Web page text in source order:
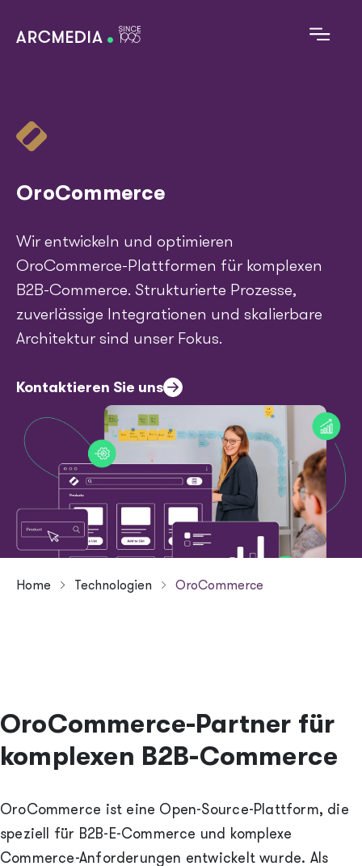
Referenzen
Alles zu Arcmedia
Blog
Header menu
Kontakt Jobs
Image
OroCommerce
Wir entwickeln und optimieren
OroCommerce-Plattformen für komplexen
B2B-Commerce. Strukturierte Prozesse,
zuverlässige Integrationen und skalierbare
Architektur sind unser Fokus.
Kontaktieren Sie uns
Image
Breadcrumb
Home Technologien OroCommerce
OroCommerce-Partner für
komplexen B2B-Commerce
OroCommerce ist eine Open-Source-Plattform, die
speziell für B2B-E-Commerce und komplexe
Commerce-Anforderungen entwickelt wurde. Als